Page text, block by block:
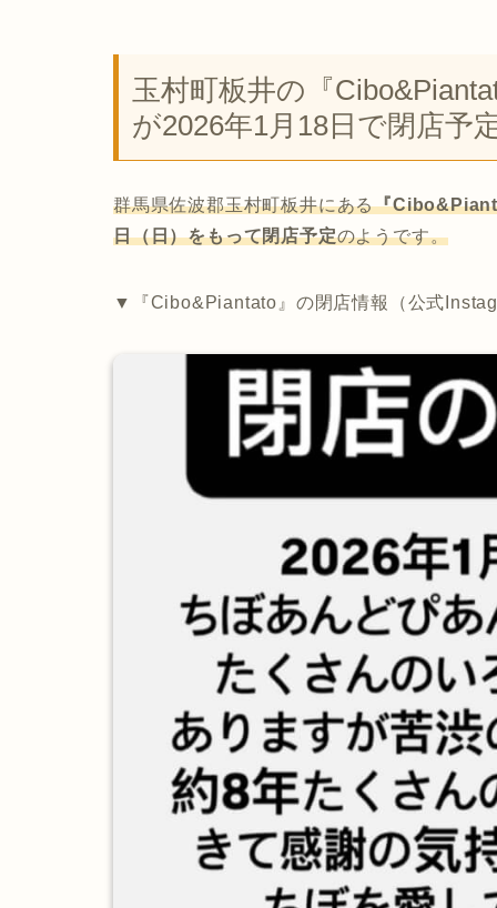
玉村町板井の『
が2026年1月18日で閉店予
群馬県佐波郡玉村町板井にある『
日（日）をもって閉店予定のようです。
▼『Cibo&Piantato』の閉店情報（公式